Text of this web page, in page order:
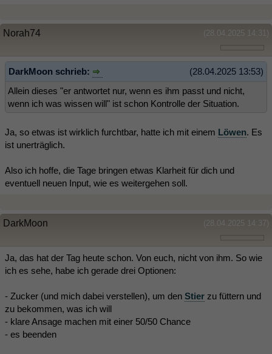
(28.04.2025 14:31)
Norah74
(28.04.2025 13:53)
DarkMoon schrieb:
Allein dieses "er antwortet nur, wenn es ihm passt und nicht,
wenn ich was wissen will" ist schon Kontrolle der Situation.
Ja, so etwas ist wirklich furchtbar, hatte ich mit einem Löwen. Es
ist unerträglich.
Also ich hoffe, die Tage bringen etwas Klarheit für dich und
eventuell neuen Input, wie es weitergehen soll.
(28.04.2025 14:37)
DarkMoon
Ja, das hat der Tag heute schon. Von euch, nicht von ihm. So wie
ich es sehe, habe ich gerade drei Optionen:
- Zucker (und mich dabei verstellen), um den Stier zu füttern und
zu bekommen, was ich will
- klare Ansage machen mit einer 50/50 Chance
- es beenden